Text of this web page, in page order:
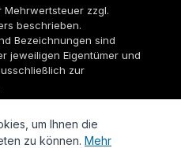
Mehrwertsteuer zzgl.
beschrieben.
Bezeichnungen sind
jeweiligen Eigentümer und
zur
Heizungs- und
um Ihnen die
zu können. Mehr